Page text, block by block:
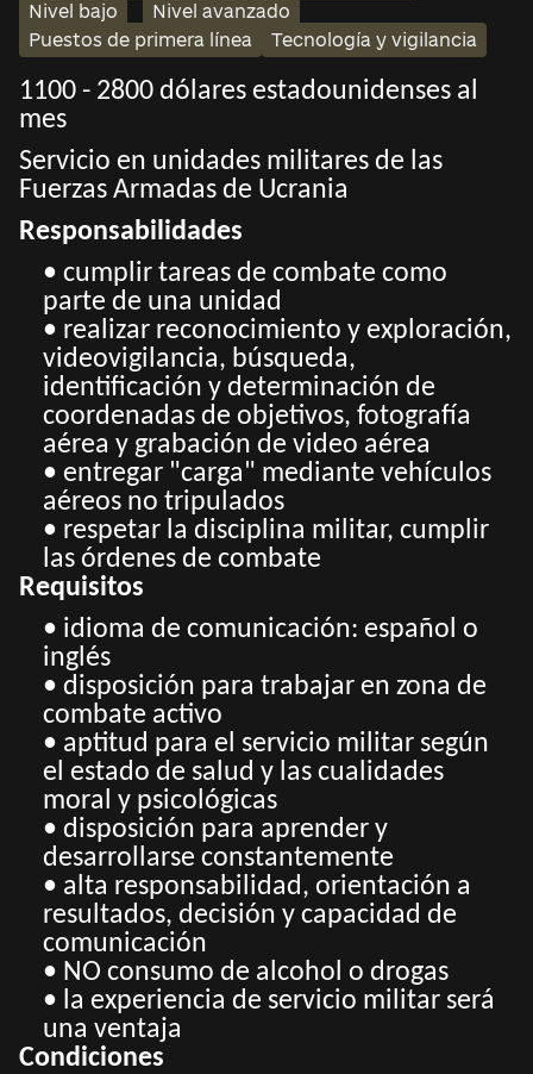
Nivel bajo
Nivel avanzado
Puestos de primera línea
Tecnología y vigilancia
1100 - 2800 dólares estadounidenses al
mes
Servicio en unidades militares de las
Fuerzas Armadas de Ucrania
Responsabilidades
• cumplir tareas de combate como
parte de una unidad
• realizar reconocimiento y exploración,
videovigilancia, búsqueda,
identificación y determinación de
coordenadas de objetivos, fotografía
aérea y grabación de video aérea
• entregar "carga" mediante vehículos
aéreos no tripulados
• respetar la disciplina militar, cumplir
las órdenes de combate
Requisitos
• idioma de comunicación: español o
inglés
• disposición para trabajar en zona de
combate activo
• aptitud para el servicio militar según
el estado de salud y las cualidades
moral y psicológicas
• disposición para aprender y
desarrollarse constantemente
• alta responsabilidad, orientación a
resultados, decisión y capacidad de
comunicación
• NO consumo de alcohol o drogas
• la experiencia de servicio militar será
una ventaja
Condiciones